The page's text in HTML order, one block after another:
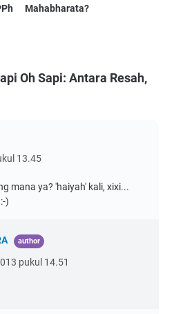
Mahabharata?
Oh Sapi: Antara Resah,
13.45
mana ya? 'haiyah' kali, xixi...
)
pukul 14.51